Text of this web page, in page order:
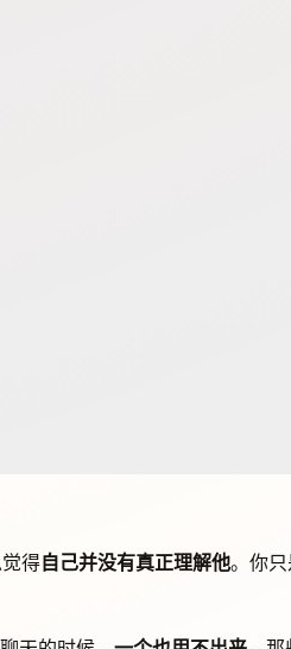
得自己并没有真正理解他。你